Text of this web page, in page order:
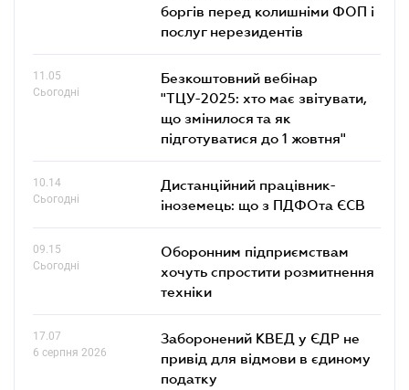
боргів перед колишніми ФОП і
послуг нерезидентів
11.05
Сьогодні
Безкоштовний вебінар
"ТЦУ-2025: хто має звітувати,
що змінилося та як
підготуватися до 1 жовтня"
10.14
Сьогодні
Дистанційний працівник-
іноземець: що з ПДФОта ЄСВ
09.15
Сьогодні
Оборонним підприємствам
хочуть спростити розмитнення
техніки
17.07
6 серпня 2026
Заборонений КВЕД у ЄДР не
привід для відмови в єдиному
податку